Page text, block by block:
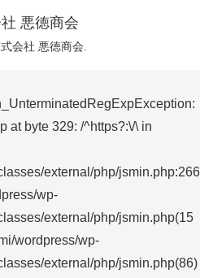
悪徳商会
会社 悪徳商会.
at byte 329: /^https?:\/\ in
external/php/jsmin.php:266
wp-
external/php/jsmin.php(15
wordpress/wp-
external/php/jsmin.php(86)